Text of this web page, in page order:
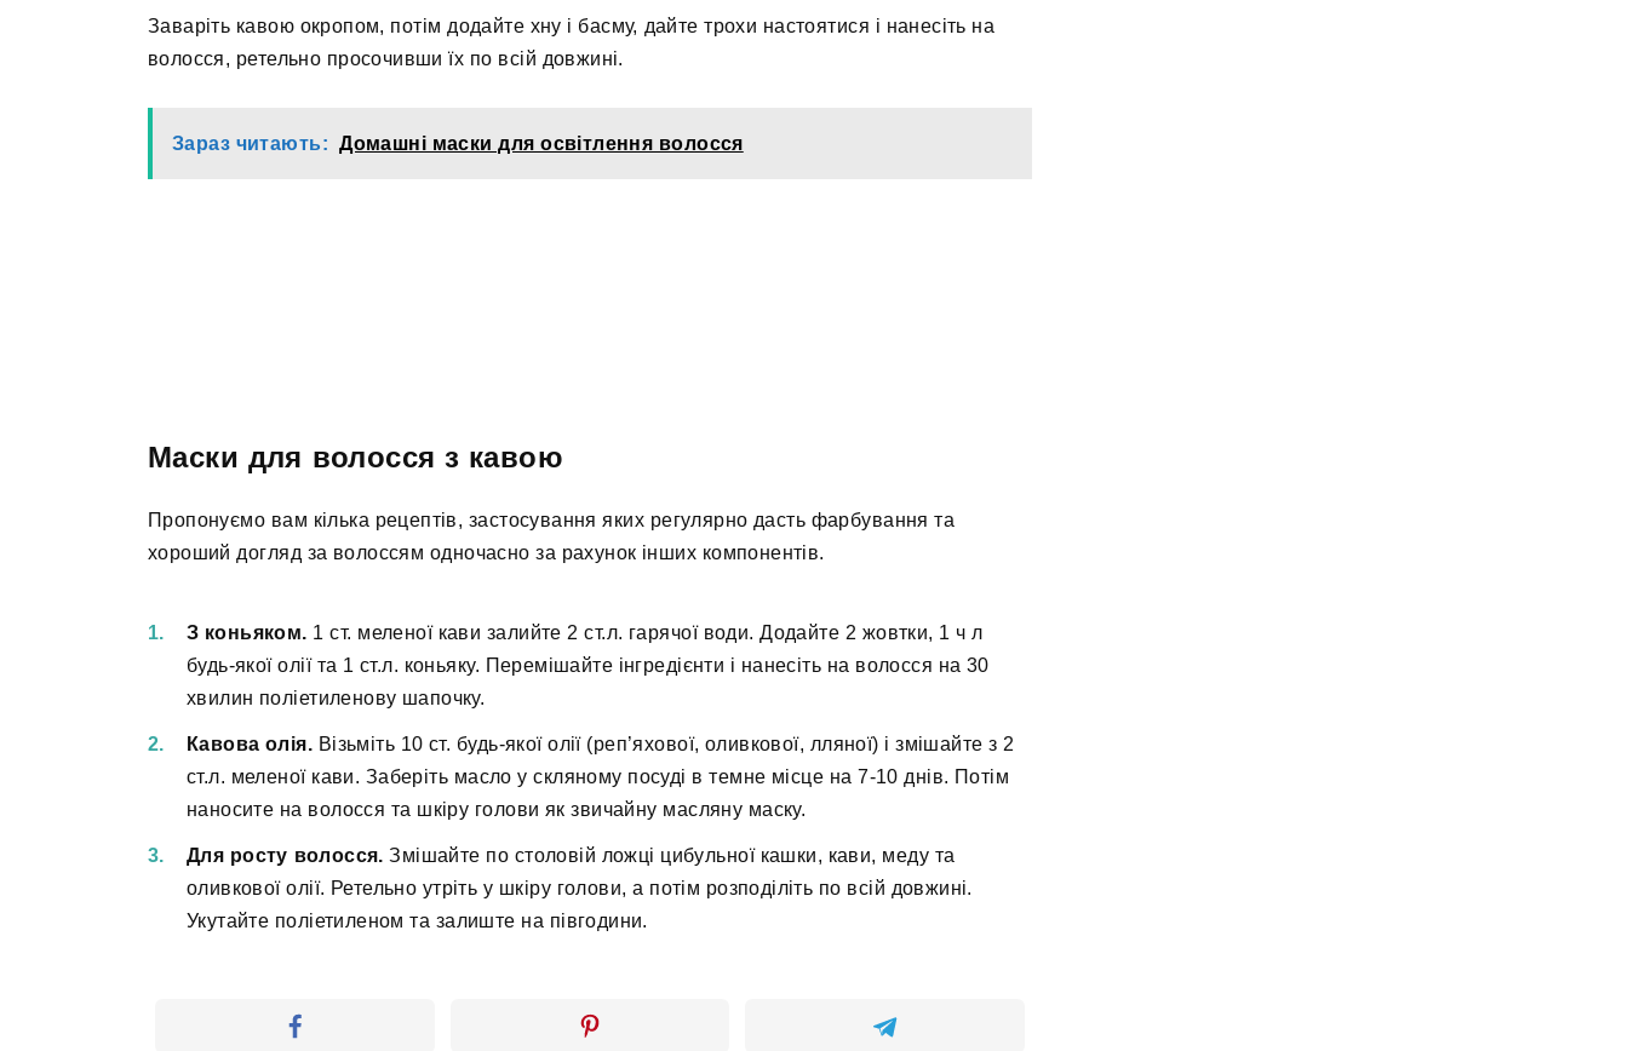
Заваріть кавою окропом, потім додайте хну і басму, дайте трохи настоятися і нанесіть на
волосся, ретельно просочивши їх по всій довжині.
Зараз читають: Домашні маски для освітлення волосся
Маски для волосся з кавою
Пропонуємо вам кілька рецептів, застосування яких регулярно дасть фарбування та
хороший догляд за волоссям одночасно за рахунок інших компонентів.
З коньяком. 1 ст. меленої кави залийте 2 ст.л. гарячої води. Додайте 2 жовтки, 1 ч л
будь-якої олії та 1 ст.л. коньяку. Перемішайте інгредієнти і нанесіть на волосся на 30
хвилин поліетиленову шапочку.
Кавова олія. Візьміть 10 ст. будь-якої олії (реп’яхової, оливкової, лляної) і змішайте з 2
ст.л. меленої кави. Заберіть масло у скляному посуді в темне місце на 7-10 днів. Потім
наносите на волосся та шкіру голови як звичайну масляну маску.
Для росту волосся. Змішайте по столовій ложці цибульної кашки, кави, меду та
оливкової олії. Ретельно утріть у шкіру голови, а потім розподіліть по всій довжині.
Укутайте поліетиленом та залиште на півгодини.